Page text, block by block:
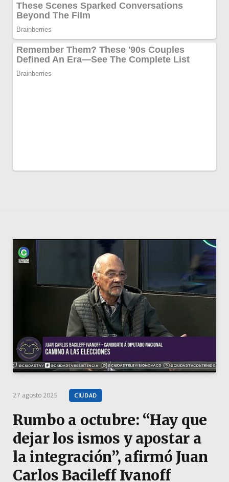
27 agosto 2025 CIUDAD
Rumbo a octubre: “Hay que
dejar los ismos y apostar a
la integración”, afirmó Juan
Carlos Bacileff Ivanoff